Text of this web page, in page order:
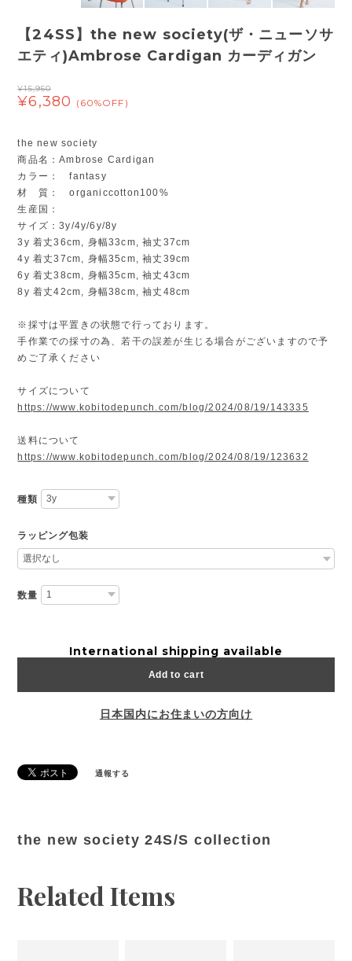
【24SS】the new society(ザ・ニューソサ
エティ)Ambrose Cardigan カーディガン
¥15,950
¥6,380 (60%OFF)
the new society
商品名：Ambrose Cardigan
カラー： fantasy
材 質： organiccotton100%
生産国：
サイズ：3y/4y/6y/8y
3y 着丈36cm, 身幅33cm, 袖丈37cm
4y 着丈37cm, 身幅35cm, 袖丈39cm
6y 着丈38cm, 身幅35cm, 袖丈43cm
8y 着丈42cm, 身幅38cm, 袖丈48cm
※採寸は平置きの状態で行っております。
手作業での採寸の為、若干の誤差が生じる場合がございますので予
めご了承ください
サイズについて
https://www.kobitodepunch.com/blog/2024/08/19/143335
送料について
https://www.kobitodepunch.com/blog/2024/08/19/123632
種類
ラッピング包装
数量
International shipping available
Add to cart
日本国内にお住まいの方向け
通報する
the new society 24S/S collection
Related Items